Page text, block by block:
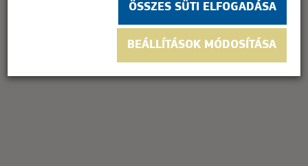
ÖSSZES SÜTI ELFOGADÁSA
BEÁLLÍTÁSOK MÓDOSÍTÁSA